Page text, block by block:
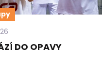
DO OPAVY